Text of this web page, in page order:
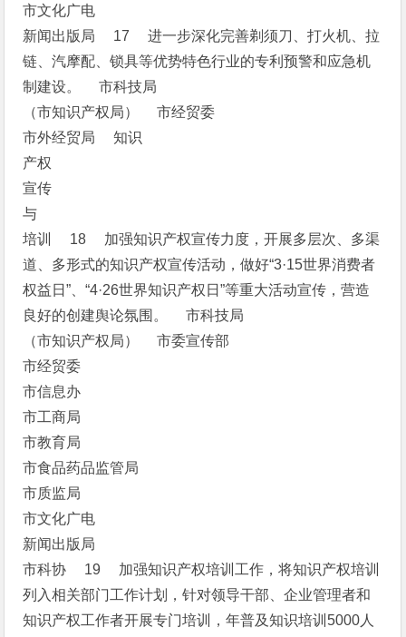
市文化广电
新闻出版局 17 进一步深化完善剃须刀、打火机、拉
链、汽摩配、锁具等优势特色行业的专利预警和应急机
制建设。 市科技局
（市知识产权局） 市经贸委
市外经贸局 知识
产权
宣传
与
培训 18 加强知识产权宣传力度，开展多层次、多渠
道、多形式的知识产权宣传活动，做好“3·15世界消费者
权益日”、“4·26世界知识产权日”等重大活动宣传，营造
良好的创建舆论氛围。 市科技局
（市知识产权局） 市委宣传部
市经贸委
市信息办
市工商局
市教育局
市食品药品监管局
市质监局
市文化广电
新闻出版局
市科协 19 加强知识产权培训工作，将知识产权培训
列入相关部门工作计划，针对领导干部、企业管理者和
知识产权工作者开展专门培训，年普及知识培训5000人